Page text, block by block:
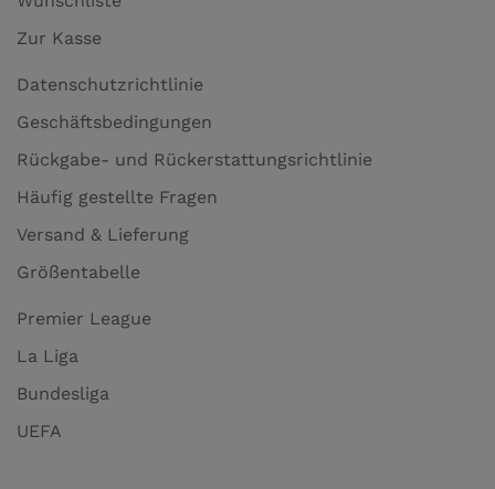
Zur Kasse
Datenschutzrichtlinie
Geschäftsbedingungen
Rückgabe- und Rückerstattungsrichtlinie
Häufig gestellte Fragen
Versand & Lieferung
Größentabelle
Premier League
La Liga
Bundesliga
UEFA